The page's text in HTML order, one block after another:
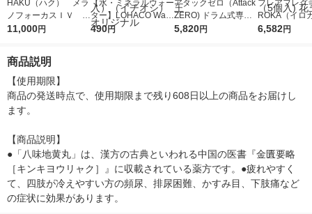
HAKU（ハク） メラ
ノフォーカスＩＶ 4
5ｇ 資生堂 おまけ
11,000円
【水・ミネラルウォー
ター】LOHACO Wate
r（ロハコウォータ
490円
アタックゼロ（Attack
ZERO) ドラム式専用
詰め替え メガジャン
5,820円
フレアフレグ
ROKA（イロ
イキッドリリ
6,582円
商品説明
【使用期限】
商品の発送時点で、使用期限まで残り608日以上の商品をお届けし
ます。
【商品説明】
●「八味地黄丸」は、漢方の古典といわれる中国の医書『金匱要略
［キンキヨウリャク］』に収載されている薬方です。●疲れやすく
て、四肢が冷えやすい方の頻尿、排尿困難、かすみ目、下肢痛など
の症状に効果があります。